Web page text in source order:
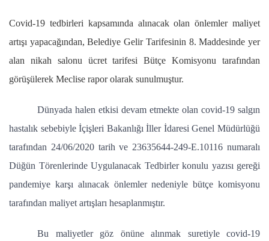
Covid-19 tedbirleri kapsamında alınacak olan önlemler maliyet
artışı yapacağından, Belediye Gelir Tarifesinin 8. Maddesinde yer
alan nikah salonu ücret tarifesi Bütçe Komisyonu tarafından
görüşülerek Meclise rapor olarak sunulmuştur.
Dünyada halen etkisi devam etmekte olan covid-19 salgın
hastalık sebebiyle İçişleri Bakanlığı İller İdaresi Genel Müdürlüğü
tarafından 24/06/2020 tarih ve 23635644-249-E.10116 numaralı
Düğün Törenlerinde Uygulanacak Tedbirler konulu yazısı gereği
pandemiye karşı alınacak önlemler nedeniyle bütçe komisyonu
tarafından maliyet artışları hesaplanmıştır.
Bu maliyetler göz önüne alınmak suretiyle covid-19